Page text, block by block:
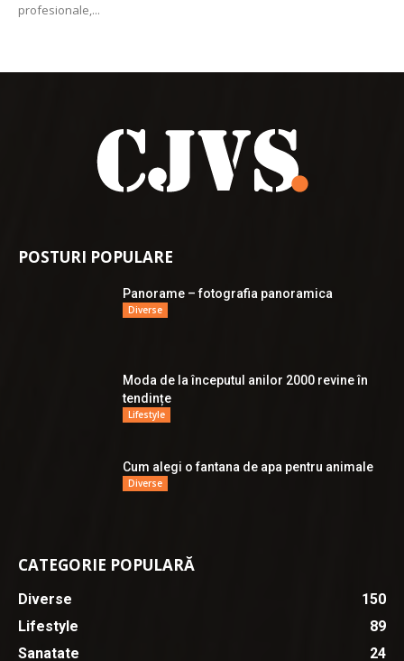
profesionale,...
POSTURI POPULARE
Panorame – fotografia panoramica
Diverse
Moda de la începutul anilor 2000 revine în
tendințe
Lifestyle
Cum alegi o fantana de apa pentru animale
Diverse
CATEGORIE POPULARĂ
Diverse
150
Lifestyle
89
Sanatate
24